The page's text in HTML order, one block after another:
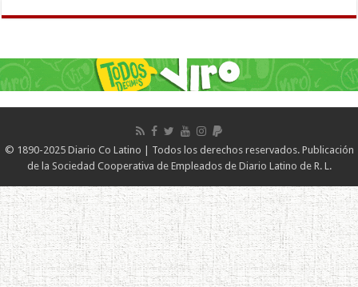
© 1890-2025 Diario Co Latino | Todos los derechos reservados. Publicación
de la Sociedad Cooperativa de Empleados de Diario Latino de R. L.